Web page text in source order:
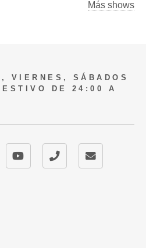
Más shows
VIERNES, SÁBADOS
DE 24:00 A